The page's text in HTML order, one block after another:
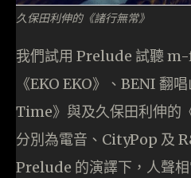
久保田利伸的《諸行無常》
我們試用 Prelude 試聽
《EKO EKO》、BENI 翻
Time》與及久保田利伸的
分別為電音、CityPop 及
Prelude 的演譯下，人聲